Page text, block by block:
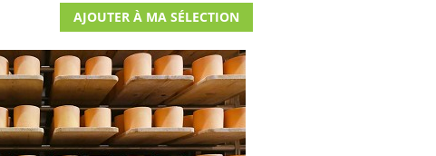
AJOUTER À MA SÉLECTION